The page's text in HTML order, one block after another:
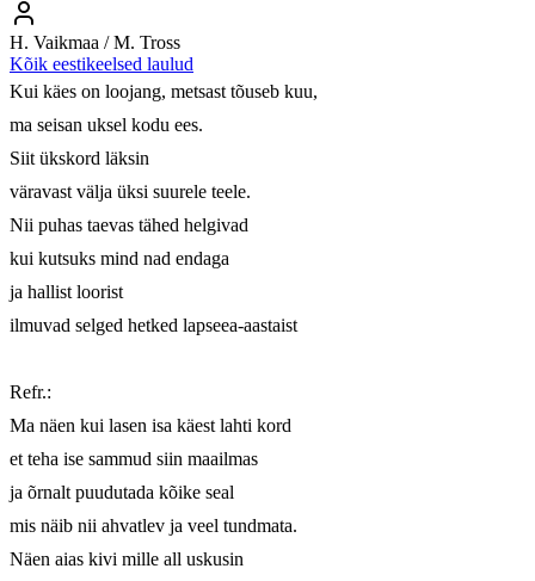
H. Vaikmaa / M. Tross
Kõik eestikeelsed laulud
Kui käes on loojang, metsast tõuseb kuu,
ma seisan uksel kodu ees.
Siit ükskord läksin
väravast välja üksi suurele teele.
Nii puhas taevas tähed helgivad
kui kutsuks mind nad endaga
ja hallist loorist
ilmuvad selged hetked lapseea-aastaist
Refr.:
Ma näen kui lasen isa käest lahti kord
et teha ise sammud siin maailmas
ja õrnalt puudutada kõike seal
mis näib nii ahvatlev ja veel tundmata.
Näen aias kivi mille all uskusin